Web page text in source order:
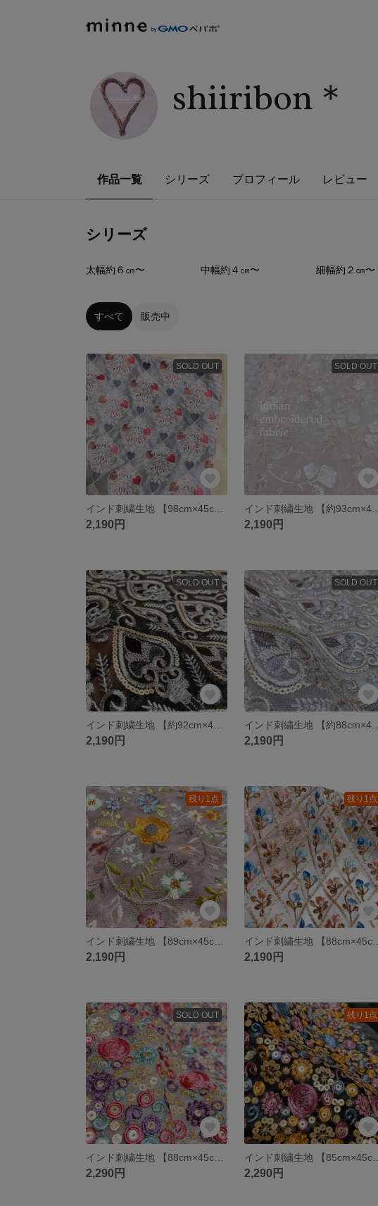
shiiribon＊
作品一覧 シリーズ プロフィール レビュー
シリーズ
太幅約６㎝〜 中幅約４㎝〜 細幅約２㎝〜
すべて 販売中
SOLD OUT
2,190円
SOLD OUT
インド刺繍生地 【約93cm×45cm】 刺繍部分 チュール ハート チュール ホワイト 白 花 ファブリック
2,190円
SOLD OUT
2,190円
SOLD OUT
インド刺繍生地 【約88cm×45cm】 刺繍部分 チュール ハート チュール グレー 花柄 ファブリック リボン
2,190円
残り1点
2,190円
残り1点
インド刺繍生地 【88cm×45cm】 刺繍部分 チュール ブルー チューリップ 花柄 ファブリック
2,190円
SOLD OUT
2,290円
残り1点
インド刺繍生地 【85cm×45cm】 刺繍部分 チュール ブラック 丸 花柄 ファブリック
2,290円